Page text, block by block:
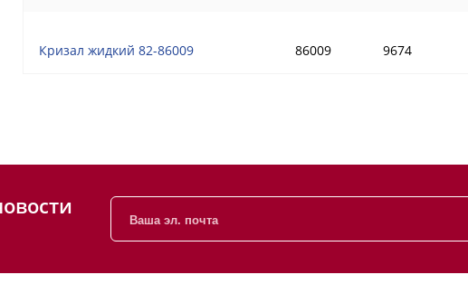
Кризал жидкий 82-86009 86009 9674